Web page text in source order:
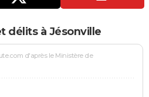
délits à Jésonville
d'après le Ministère de